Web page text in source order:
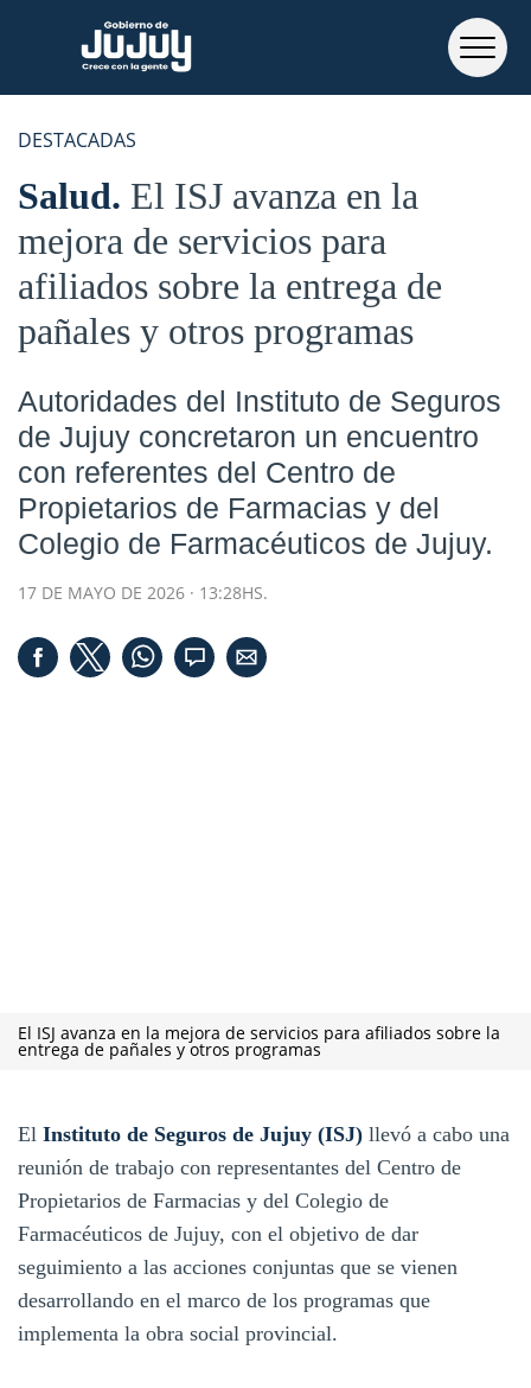
DESTACADAS
Salud El ISJ avanza en la
mejora de servicios para
afiliados sobre la entrega de
pañales y otros programas
Autoridades del Instituto de Seguros
de Jujuy concretaron un encuentro
con referentes del Centro de
Propietarios de Farmacias y del
Colegio de Farmacéuticos de Jujuy.
17 DE MAYO DE 2026 · 13:28HS.
El ISJ avanza en la mejora de servicios para afiliados sobre la
entrega de pañales y otros programas
El Instituto de Seguros de Jujuy (ISJ) llevó a cabo una
reunión de trabajo con representantes del Centro de
Propietarios de Farmacias y del Colegio de
Farmacéuticos de Jujuy, con el objetivo de dar
seguimiento a las acciones conjuntas que se vienen
desarrollando en el marco de los programas que
implementa la obra social provincial.